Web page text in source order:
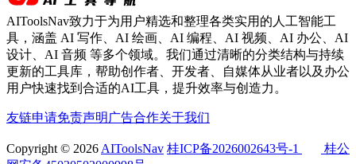
AIToolsNav致力于为用户精选和整理各类实用的人工智能工
具，涵盖 AI 写作、AI 绘画、AI 编程、AI 视频、AI 办公、AI
设计、AI 音频 等多个领域。我们通过清晰的分类结构与持续
更新的工具库，帮助创作者、开发者、自媒体从业者以及办公
用户快速找到合适的AI工具，提升效率与创造力。
友链申请免责声明 广告合作关于我们
Copyright © 2026 AIToolsNav 桂ICP备2026002643号-1
桂公